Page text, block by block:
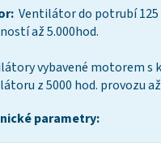
Ventilátor do potrubí 125
až 5.000hod.
vybavené motorem
z 5000 hod. provozu
parametry: